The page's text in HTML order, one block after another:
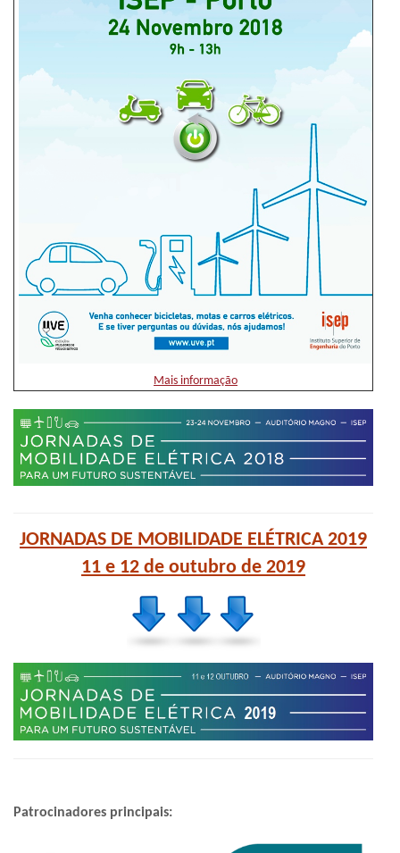
Mais informação
JORNADAS DE MOBILIDADE ELÉTRICA 2019
11 e 12 de outubro de 2019
Patrocinadores principais: